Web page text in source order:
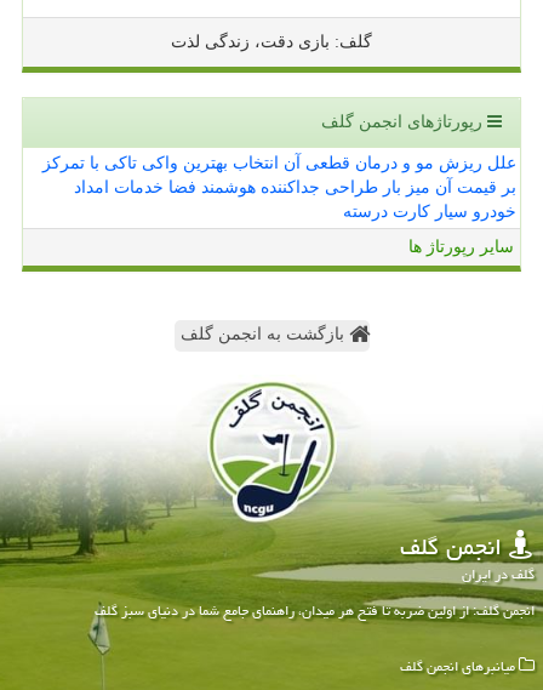
گلف: بازی دقت، زندگی لذت
رپورتاژهای انجمن گلف
علل ریزش مو و درمان قطعی آن
انتخاب بهترین واکی تاکی با تمرکز
بر قیمت آن میز بار طراحی جداکننده هوشمند فضا خدمات امداد
خودرو سیار کارت درسته
سایر رپورتاژ ها
بازگشت به انجمن گلف
انجمن گلف
گلف در ایران
انجمن گلف: از اولین ضربه تا فتح هر میدان، راهنمای جامع شما در دنیای سبز گلف
میانبرهای انجمن گلف